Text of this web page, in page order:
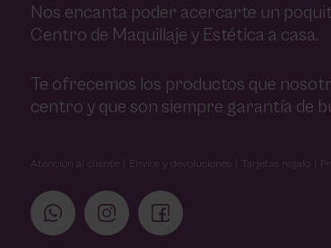
Nos encanta poder acercarte un
Centro de Maquillaje y Estética a casa.
Te ofrecemos los productos que
centro y que son siempre garantía de
Atención al cliente Envíos y devoluciones Tarjetas regalo